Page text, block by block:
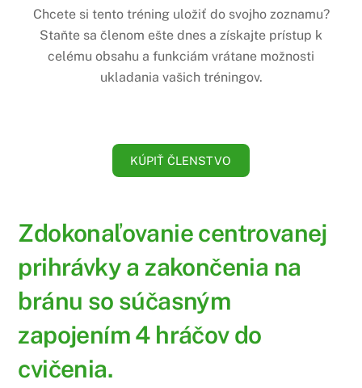
Chcete si tento tréning uložiť do svojho zoznamu?
Staňte sa členom ešte dnes a získajte prístup k
celému obsahu a funkciám vrátane možnosti
ukladania vašich tréningov.
KÚPIŤ ČLENSTVO
Zdokonaľovanie centrovanej
prihrávky a zakončenia na
bránu so súčasným
zapojením 4 hráčov do
cvičenia.